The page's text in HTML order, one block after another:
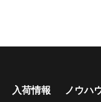
入荷情報 ノウハ